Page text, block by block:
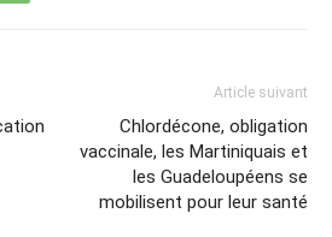
Article suivant
Chlordécone, obligation
vaccinale, les Martiniquais et
les Guadeloupéens se
mobilisent pour leur santé